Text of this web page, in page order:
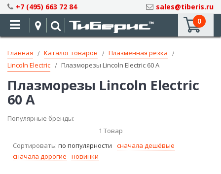
Skip
to
Content
+7 (495) 663 72 84
sales@tiberis.ru
0
Главная Каталог товаров
Плазменная резка
Lincoln Electric
Плазморезы Lincoln Electric 60 А
Плазморезы Lincoln Electric
60 А
Популярные бренды:
1 Товар
Сортировать: по популярности
сначала дешёвые
сначала дорогие
новинки